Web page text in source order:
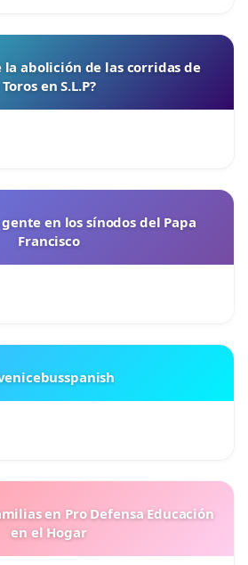
la abolición de las corridas de
Toros en S.L.P?
en los sínodos del Papa
Francisco
en Pro Defensa Educación
en el Hogar